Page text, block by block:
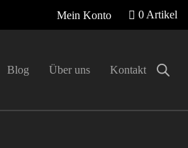
Mein Konto 0 Artikel
Blog Über uns Kontakt